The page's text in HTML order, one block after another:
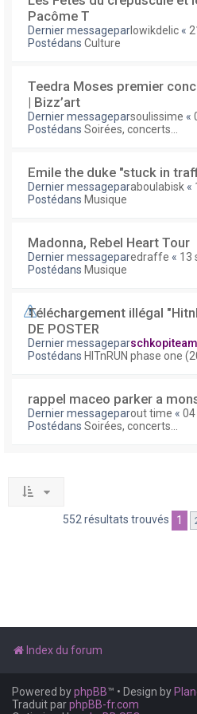
Pacôme T
Dernier messageparlowikdelic «
Postédans Culture
Teedra Moses premier
| Bizz’art
Dernier messageparsoulissime «
Postédans Soirées, concerts...
Emile the duke "stuck in
Dernier messageparaboulabisk «
Postédans Musique
Madonna, Rebel Heart Tour
Dernier messageparedraffe « 13
Postédans Musique
Téléchargement illégal
DE POSTER
Dernier messageparschkopiteam
Postédans HITnRUN phase one
rappel maceo parker a
Dernier messageparout time «
Postédans Soirées, concerts...
552 résultats trouvés 1
Index du forum
Powered byphpBB™ • Design by
Traduit parphpBB-fr.com